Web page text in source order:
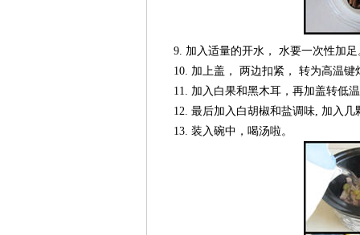
9. 加入适量的开水， 水要一次性加足
10. 加上盖， 两边扣紧， 转为高温键
11. 加入白果和黑木耳，再加盖转低温
12. 最后加入白胡椒和盐调味, 加入几
13. 装入碗中，喝汤啦。